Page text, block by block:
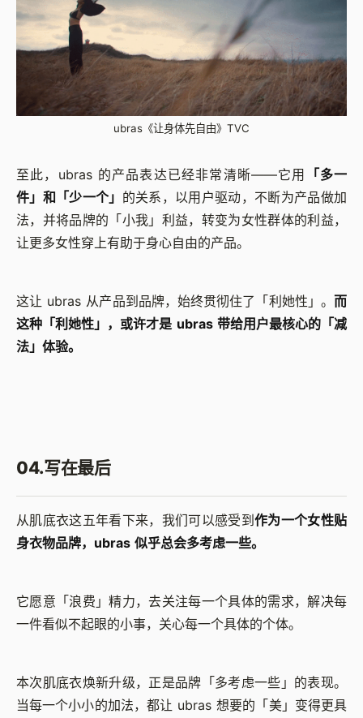
ubras《让身体先自由》TVC
至此，ubras 的产品表达已经非常清晰——它用
「多一
件」和「少一个」 的关系，以用户驱动，不断为产品做加
法，并将品牌的「小我」利益，转变为女性群体的利益，
让更多女性穿上有助于身心自由的产品。
这让 ubras 从产品到品牌，始终贯彻住了「利她性」。 而
这种「利她性」，或许才是 ubras 带给用户最核心的「减
法」体验。
04.写在最后
从肌底衣这五年看下来，我们可以感受到作为一个女性贴
身衣物品牌，ubras 似乎总会多考虑一些。
它愿意「浪费」精力，去关注每一个具体的需求，解决每
一件看似不起眼的小事，关心每一个具体的个体。
本次肌底衣焕新升级，正是品牌「多考虑一些」的表现。
当每一个小小的加法，都让 ubras 想要的「美」变得更具